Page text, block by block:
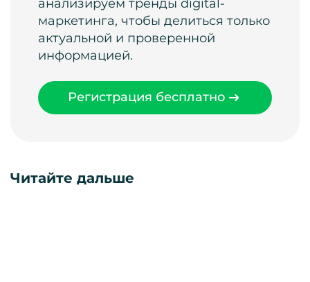
анализируем тренды digital-
маркетинга, чтобы делиться только
актуальной и проверенной
информацией.
Регистрация бесплатно
Читайте дальше